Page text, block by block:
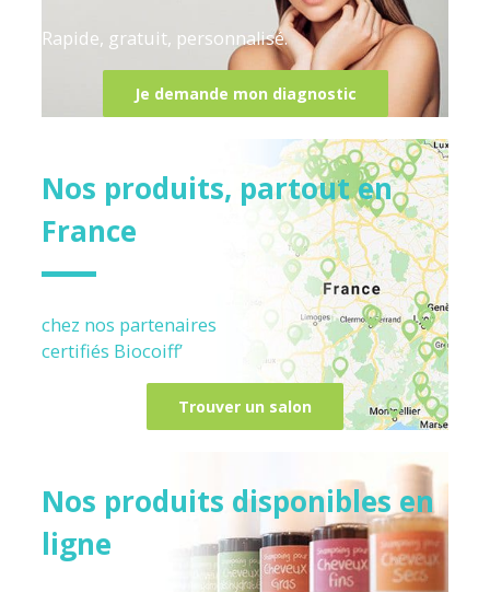
Rapide, gratuit, personnalisé.
Je demande mon diagnostic
Nos produits, partout en
France
chez nos partenaires
certifiés Biocoiff’
Trouver un salon
Nos produits disponibles en
ligne